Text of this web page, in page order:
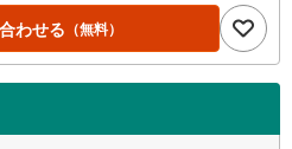
わせる （無料）